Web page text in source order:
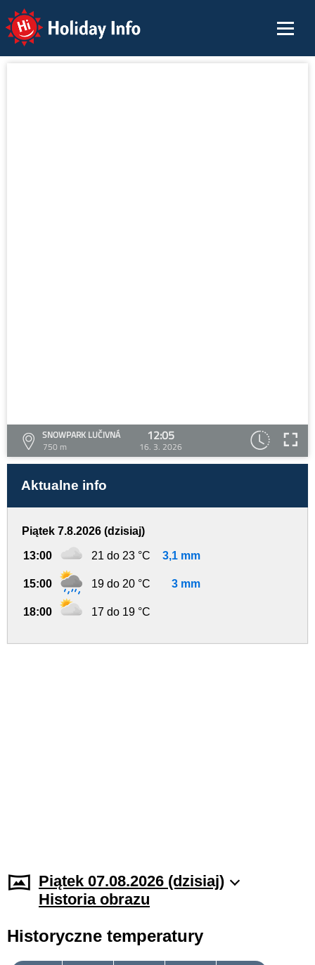
Holiday Info
SNOWPARK LUČIVNÁ
750 m
12:05
16. 3. 2026
Aktualne info
Piątek 7.8.2026 (dzisiaj)
13:00 21 do 23 °C 3,1 mm
15:00 19 do 20 °C 3 mm
18:00 17 do 19 °C
Piątek 07.08.2026 (dzisiaj)
Historia obrazu
Historyczne temperatury